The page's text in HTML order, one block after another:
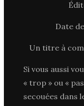
Date
Un titre à
Si vous aussi
« trop » ou «
secouées dans